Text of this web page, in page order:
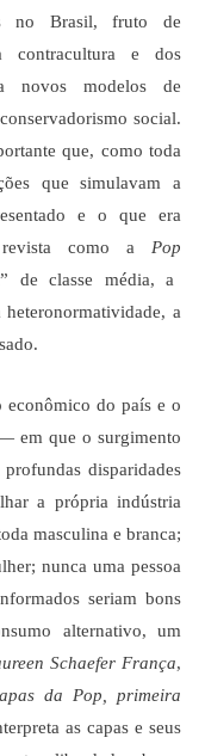
no Brasil, fruto de
contracultura e dos
novos modelos de
social.
que, como toda
que simulavam a
e o que era
como a Pop
de classe média, a
a
econômico do país e o
em que o surgimento
disparidades
a própria indústria
masculina e branca;
nunca uma pessoa
seriam bons
alternativo, um
Schaefer França,
da Pop, primeira
as capas e seus